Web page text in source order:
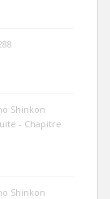
Shinkon
- Chapitre
Shinkon